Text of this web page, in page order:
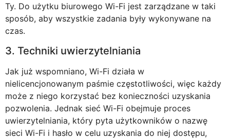
Ty. Do użytku biurowego Wi-Fi jest zarządzane w taki
sposób, aby wszystkie zadania były wykonywane na
czas.
3. Techniki uwierzytelniania
Jak już wspomniano, Wi-Fi działa w
nielicencjonowanym paśmie częstotliwości, więc każdy
może z niego korzystać bez konieczności uzyskania
pozwolenia. Jednak sieć Wi-Fi obejmuje proces
uwierzytelniania, który pyta użytkowników o nazwę
sieci Wi-Fi i hasło w celu uzyskania do niej dostępu,